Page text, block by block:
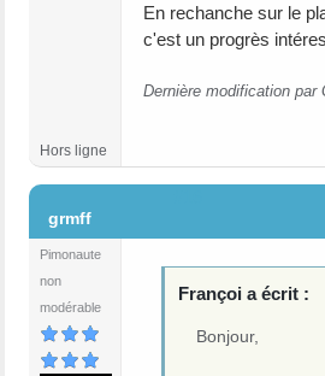
En rechanche sur le
c'est un progrès
Dernière modification par
Hors ligne
grmff
Pimonaute
non
modérable
Françoi a écrit :
Bonjour,